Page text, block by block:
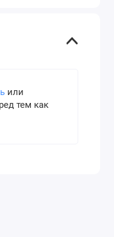
или
тем как